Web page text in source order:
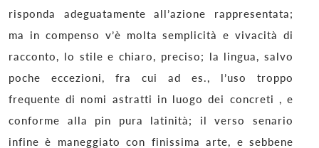
risponda adeguatamente all’azione rappresentata;
ma in compenso v’è molta semplicità e vivacità di
racconto, lo stile e chiaro, preciso; la lingua, salvo
poche eccezioni, fra cui ad es., l’uso troppo
frequente di nomi astratti in luogo dei concreti , e
conforme alla pin pura latinità; il verso senario
infine è maneggiato con finissima arte, e sebbene